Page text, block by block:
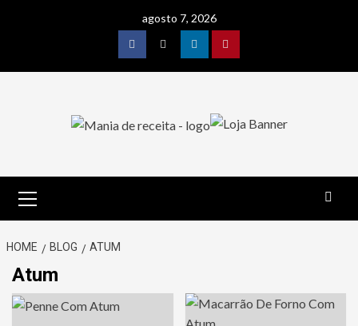
agosto 7, 2026
FacebookTwitterLinkedinPinterest
Menu
HOME BLOG ATUM
Atum